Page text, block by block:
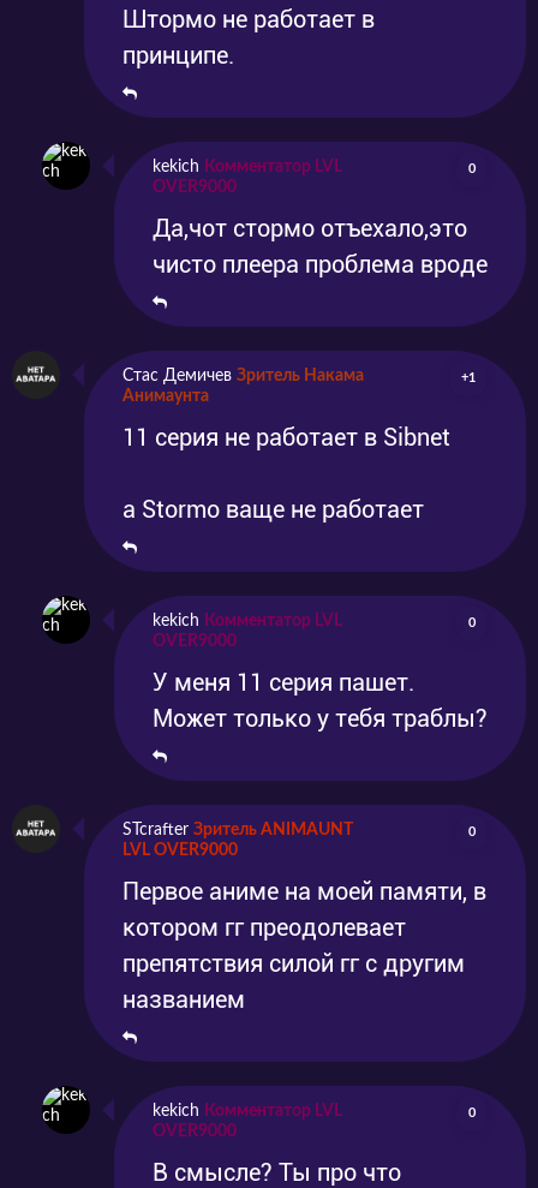
Штормо не работает в
принципе.
kekich Комментатор LVL
OVER9000
0
Да,чот стормо отъехало,это
чисто плеера проблема вроде
Стас Демичев Зритель Накама
Анимаунта
+1
11 серия не работает в Sibnet
а Stormo ваще не работает
kekich Комментатор LVL
OVER9000
0
У меня 11 серия пашет.
Может только у тебя траблы?
STcrafter Зритель ANIMAUNT
LVL OVER9000
0
Первое аниме на моей памяти, в
котором гг преодолевает
препятствия силой гг с другим
названием
kekich Комментатор LVL
OVER9000
0
В смысле? Ты про что